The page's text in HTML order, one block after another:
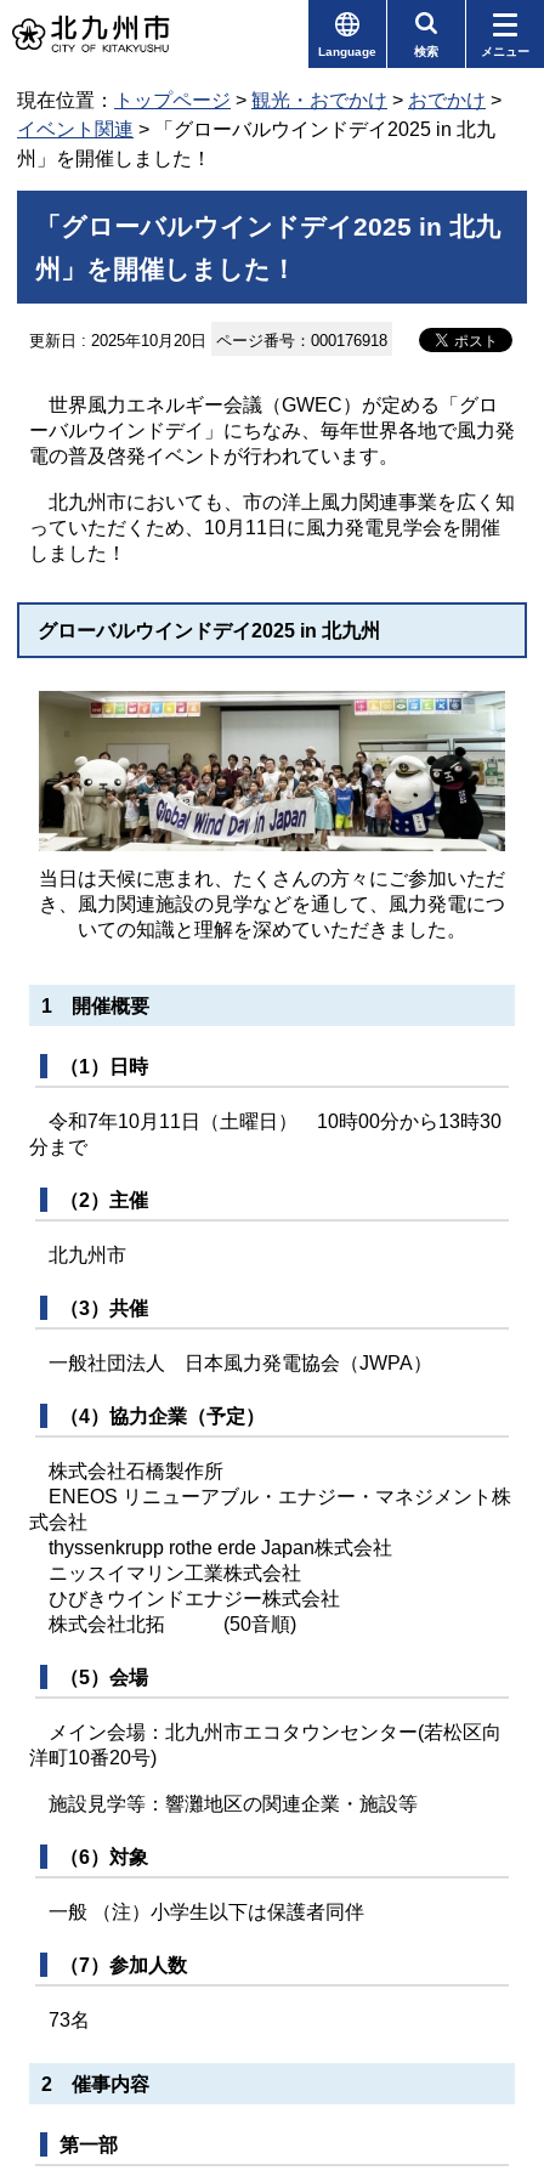
Language 検索 メニュー
現在位置： トップページ > 観光・おでかけ > おでかけ >
イベント関連 > 「グローバルウインドデイ2025 in 北九
州」を開催しました！
「グローバルウインドデイ2025 in 北九
州」を開催しました！
更新日 : 2025年10月20日 ページ番号：000176918
世界風力エネルギー会議（GWEC）が定める「グロ
ーバルウインドデイ」にちなみ、毎年世界各地で風力発
電の普及啓発イベントが行われています。
北九州市においても、市の洋上風力関連事業を広く知
っていただくため、10月11日に風力発電見学会を開催
しました！
グローバルウインドデイ2025 in 北九州
当日は天候に恵まれ、たくさんの方々にご参加いただ
き、風力関連施設の見学などを通して、風力発電につ
いての知識と理解を深めていただきました。
1 開催概要
（1）日時
令和7年10月11日（土曜日） 10時00分から13時30
分まで
（2）主催
北九州市
（3）共催
一般社団法人 日本風力発電協会（JWPA）
（4）協力企業（予定）
株式会社石橋製作所
ENEOS リニューアブル・エナジー・マネジメント株
式会社
thyssenkrupp rothe erde Japan株式会社
ニッスイマリン工業株式会社
ひびきウインドエナジー株式会社
株式会社北拓 (50音順)
（5）会場
メイン会場：北九州市エコタウンセンター(若松区向
洋町10番20号)
施設見学等：響灘地区の関連企業・施設等
（6）対象
一般 （注）小学生以下は保護者同伴
（7）参加人数
73名
2 催事内容
第一部